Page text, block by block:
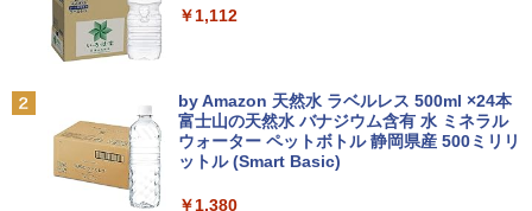
2
11 A4サイズ 15型以上 メーカー 富士通 N
EC 等 CPU Intel Cel 第6世代 メモリ4GB
SSD128GB 無線LAN WPS office2搭載
HDMI対応 送料無料 訳あり品
2
47 (Late 2014) 【 macOS Monterey 12.
7.6 / i7(3GHz) / メモリ:16GB / HDD:1.1
2TB 】 【 中古 ビジネスホン パソコン
業務用 電話機 本体】
2
21.5インチ 100Hz FHD VAパネル スピー
カー搭載 ブルーライト軽減 ノングレアタ
イプ 壁掛け対応 省スペース 角度調整 高
視野角 178° Adaptive-Sync対応 MAXZ
￥25,249
Anker Soundcore P31i ブラック
￥5,990
￥250
BRUCE WAYNE feat. Flo Milli, ATL Jacob
[Explicit]
￥250
￥1,112
by Amazon 天然水 ラベルレス 500ml ×24本
富士山の天然水 バナジウム含有 水 ミネラル
ウォーター ペットボトル 静岡県産 500ミリリ
ットル (Smart Basic)
￥1,380